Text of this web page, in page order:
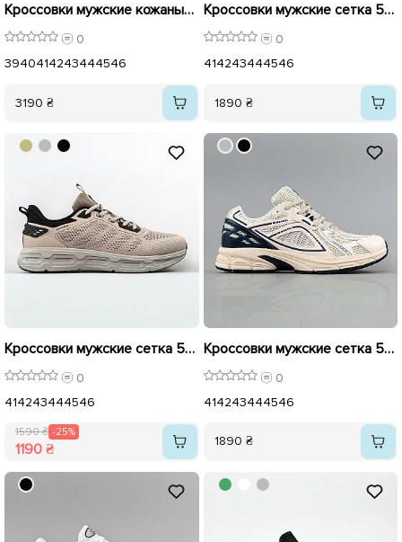
Кроссовки мужские кожаные на флисе 595604 Черные
0
3940414243444546
3190 ₴
Кроссовки мужские сетка 595411 Бежевые
0
414243444546
1890 ₴
Кроссовки мужские сетка 595080 Бежевый распродажа
0
414243444546
1590 ₴ -25%
1190 ₴
Кроссовки мужские сетка 594905
0
414243444546
1890 ₴